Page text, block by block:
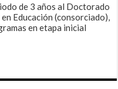
de 3 años al Doctorado
Educación (consorciado),
en etapa inicial